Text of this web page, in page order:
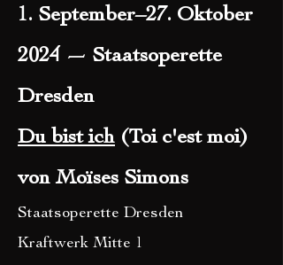
1. September–27. Oktober
2024 — Staatsoperette
Dresden
Du bist ich (Toi c'est moi)
von Moïses Simons
Staatsoperette Dresden
Kraftwerk Mitte 1